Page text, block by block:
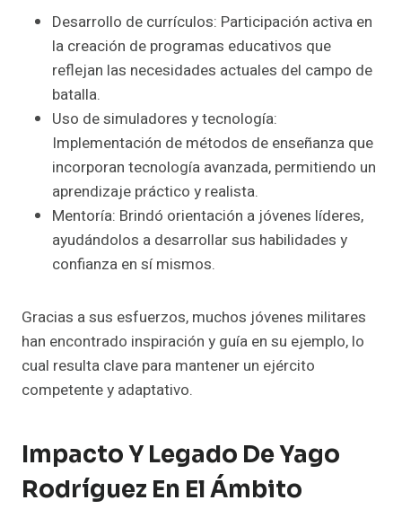
Desarrollo de currículos: Participación activa en
la creación de programas educativos que
reflejan las necesidades actuales del campo de
batalla.
Uso de simuladores y tecnología:
Implementación de métodos de enseñanza que
incorporan tecnología avanzada, permitiendo un
aprendizaje práctico y realista.
Mentoría: Brindó orientación a jóvenes líderes,
ayudándolos a desarrollar sus habilidades y
confianza en sí mismos.
Gracias a sus esfuerzos, muchos jóvenes militares
han encontrado inspiración y guía en su ejemplo, lo
cual resulta clave para mantener un ejército
competente y adaptativo.
Impacto Y Legado De Yago
Rodríguez En El Ámbito